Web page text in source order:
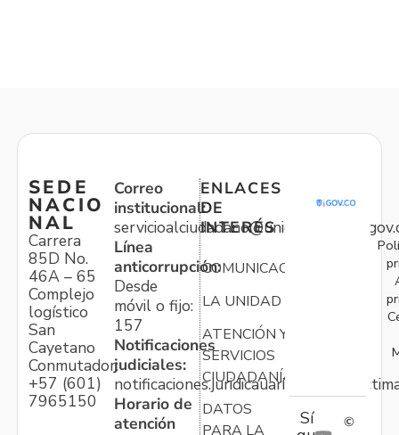
SEDE
NACIO
NAL
Carrera
85D No.
46A – 65
Complejo
logístico
San
Cayetano
Conmutador:
+57 (601)
7965150
Correo
institucional:
Línea
anticorrupción:
Desde
móvil o fijo:
157
Notificaciones
judiciales:
Horario de
atención
ENLACES
DE
INTERÉS
COMUNICACIONES
LA UNIDAD
ATENCIÓN Y
SERVICIOS
CIUDADANÍA
DATOS
PARA LA
Sí
©